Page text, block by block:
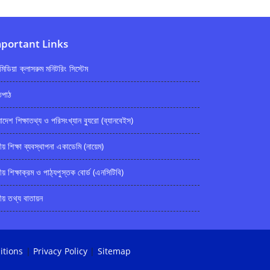
Links
ক্লাসরুম মনিটরিং সিস্টেম
শিক্ষাতথ্য ও পরিসংখ্যান ব্যুরো (ব্যানবেইস)
শিক্ষা ব্যবস্থাপনা একাডেমি (নায়েম)
শিক্ষাক্রম ও পাঠ্যপুস্তক বোর্ড (এনসিটিবি)
তথ্য বাতায়ন
| Privacy Policy | Sitemap